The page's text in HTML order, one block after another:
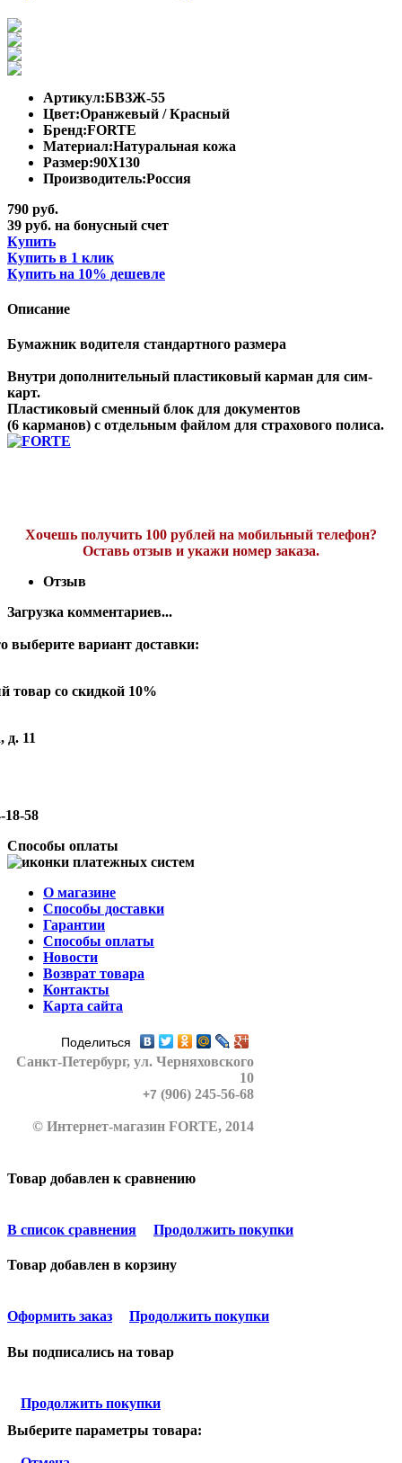
Артикул:БВЗЖ-55
Цвет:Оранжевый / Красный
Бренд:FORTE
Материал:Натуральная кожа
Размер:90Х130
Производитель:Россия
790 руб.
39 руб. на бонусный счет
Купить
Купить в 1 клик
Купить на 10% дешевле
Описание
Бумажник водителя стандартного размера
Внутри дополнительный пластиковый карман для сим-
карт.
Пластиковый сменный блок для документов
(6 карманов) с отдельным файлом для страхового полиса.
Хочешь получить 100 рублей на мобильный телефон?
Оставь отзыв и укажи номер заказа.
Отзыв
Загрузка комментариев...
выберите вариант доставки:
товар со скидкой 10%
д. 11
18-58
Способы оплаты
О магазине
Способы доставки
Гарантии
Способы оплаты
Новости
Возврат товара
Контакты
Карта сайта
Поделиться
Санкт-Петербург, ул. Черняховского
10
+7 (906) 245-56-68
© Интернет-магазин FORTE, 2014
Товар добавлен к сравнению
В список сравнения Продолжить покупки
Товар добавлен в корзину
Оформить заказ Продолжить покупки
Вы подписались на товар
Продолжить покупки
Выберите параметры товара: